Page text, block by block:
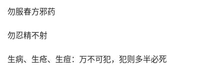
勿服春方邪药
勿忍精不射
生病、生疮、生痘：万不可犯，犯则多半必死